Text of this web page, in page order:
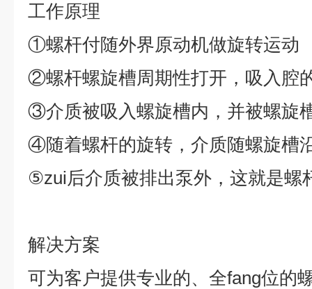
工作原理
①螺杆付随外界原动机做旋转运动
②螺杆螺旋槽周期性打开，吸入腔
③介质被吸入螺旋槽内，并被螺旋
④随着螺杆的旋转，介质随螺旋槽
⑤zui后介质被排出泵外，这就是螺
解决方案
可为客户提供专业的、全fang位的